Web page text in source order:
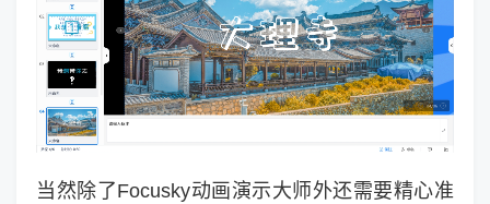
当然除了Focusky动画演示大师外还需要精心准